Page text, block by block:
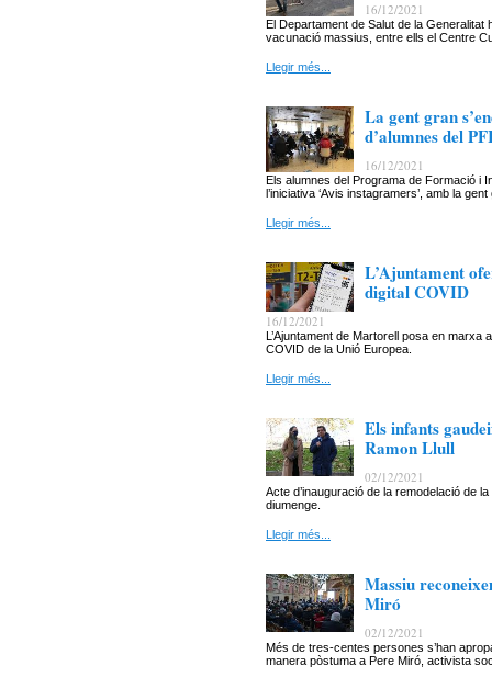
16/12/2021
El Departament de Salut de la
vacunació massius, entre ells el Centre
Llegir més...
La gent gran
d’alumnes del
16/12/2021
Els alumnes del Programa de Formació i
l’iniciativa ‘Avis instagramers’, amb la
Llegir més...
L’Ajuntament
digital COVID
16/12/2021
L’Ajuntament de Martorell posa en marxa
COVID de la Unió Europea.
Llegir més...
Els infants
Ramon Llull
02/12/2021
Acte d’inauguració de la remodelació de
diumenge.
Llegir més...
Massiu
Miró
02/12/2021
Més de tres-centes persones s’han
manera pòstuma a Pere Miró, activista